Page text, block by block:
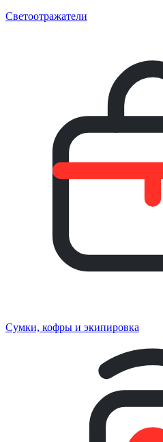
Светоотражатели
Сумки, кофры и экипировка